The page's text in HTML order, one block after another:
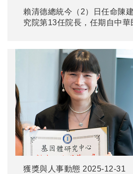
賴清德總統今（2）日任命陳
究院第13任院長，任期自中
獲獎與人事動態 2025-12-31